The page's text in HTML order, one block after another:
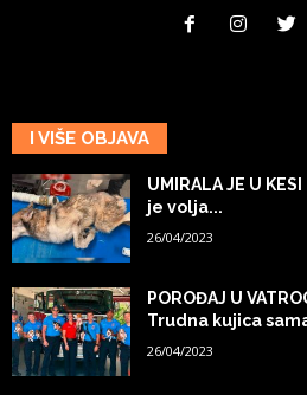
I VIŠE OBJAVA
UMIRALA JE U
je volja...
26/04/2023
POROĐAJ U
Trudna kujica
26/04/2023